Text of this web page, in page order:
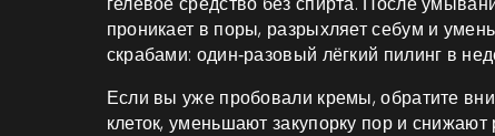
проникает в поры, разрыхляет себум и
скрабами: один‑разовый лёгкий пилинг в
Если вы уже пробовали кремы, обратите
клеток, уменьшают закупорку пор и